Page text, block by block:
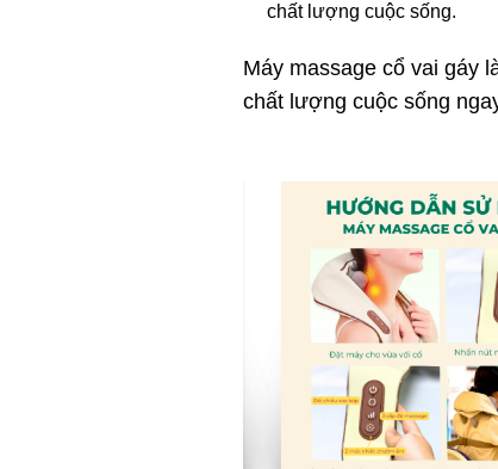
chất lượng cuộc sống.
Máy massage cổ vai gáy
chất lượng cuộc sống